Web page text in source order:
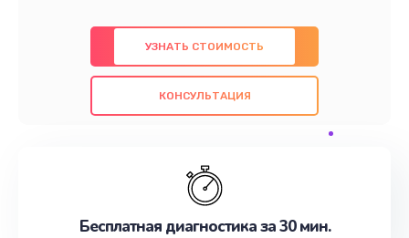
предлагаем быстрый и качественный ремонт с
использованием оригинальных компонентов, а
также гарантируем качество всех
проведенных работ. Наша цель - предоставить
наилучшим образом. Не медлите записаться на
УЗНАТЬ СТОИМОСТЬ
КОНСУЛЬТАЦИЯ
Бесплатная диагностика за 30 мин.